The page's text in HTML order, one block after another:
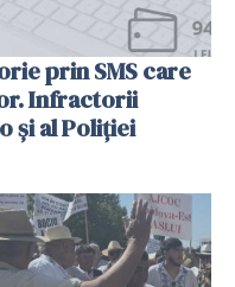
prin SMS care
Infractorii
și al Poliției